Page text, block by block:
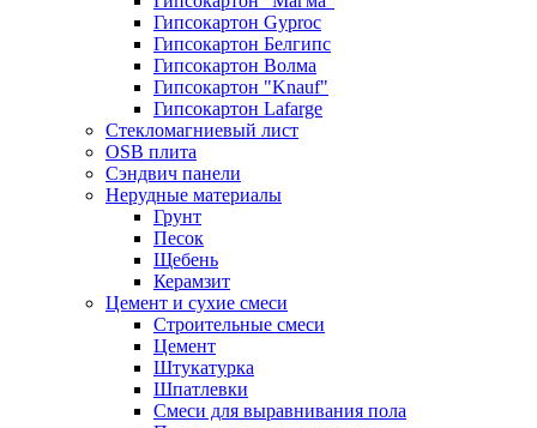
Гипсокартон Gyproc
Гипсокартон Белгипс
Гипсокартон Волма
Гипсокартон "Knauf"
Гипсокартон Lafarge
Стекломагниевый лист
OSB плита
Сэндвич панели
Нерудные материалы
Грунт
Песок
Щебень
Керамзит
Цемент и сухие смеси
Строительные смеси
Цемент
Штукатурка
Шпатлевки
Смеси для выравнивания пола